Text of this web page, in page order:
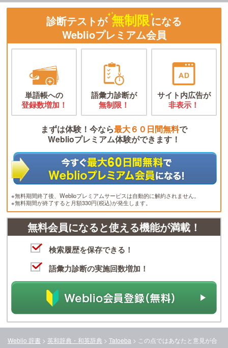
診断テストが 無制限になる
Weblioプレミアム会員
単語帳への
登録数増加！
語彙力診断が
無制限！
サイト内広告が
非表示！
まずは体験！今なら最大６０日間無料で
Weblioプレミアム体験ができます！
※無料期間終了後、Weblioプレミアムサービスは自動的に解約されません。
※無料期間が終了すると月額330円(税込)が発生します。
無料会員になると使える機能が満載！
検索履歴を保存できる！
語彙力診断の実施回数増加！
Weblio 辞書 > 英和辞典・和英辞典 > Tatoeba > この点ではあなたと意見が合